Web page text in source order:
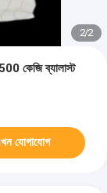
2/2
কেজি ব্যালাস্ট
যোগাযোগ